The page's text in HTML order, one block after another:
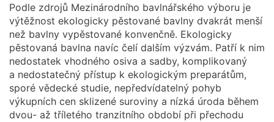
Podle zdrojů Mezinárodního bavlnářského výboru je
výtěžnost ekologicky pěstované bavlny dvakrát menší
než bavlny vypěstované konvenčně. Ekologicky
pěstovaná bavlna navíc čelí dalším výzvám. Patří k nim
nedostatek vhodného osiva a sadby, komplikovaný
a nedostatečný přístup k ekologickým preparátům,
sporé vědecké studie, nepředvídatelný pohyb
výkupních cen sklizené suroviny a nízká úroda během
dvou- až tříletého tranzitního období při přechodu